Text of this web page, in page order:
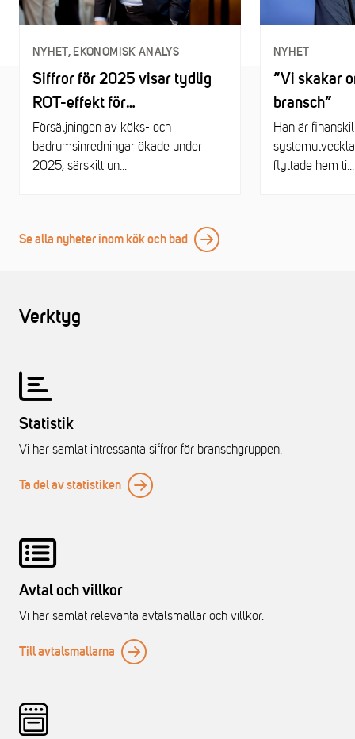
NYHET, EKONOMISK ANALYS
Siffror för 2025 visar tydlig
ROT-effekt för
renoveringsmarknaden
Försäljningen av köks- och
badrumsinredningar ökade under
2025, särskilt un...
NYHET
”Vi skakar
bransch”
Han är
flyttade hem ti...
Se alla nyheter inom kök och bad
Verktyg
Statistik
Vi har samlat intressanta siffror för branschgruppen.
Ta del av statistiken
Avtal och villkor
Vi har samlat relevanta avtalsmallar och villkor.
Till avtalsmallarna